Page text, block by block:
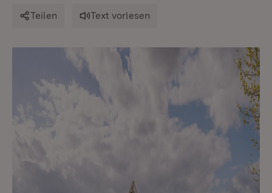
Teilen Text vorlesen